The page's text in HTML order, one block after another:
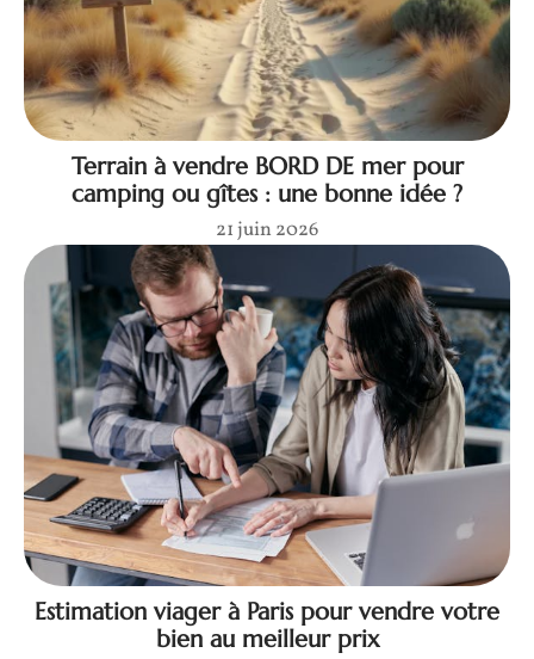
Terrain à vendre BORD DE mer pour
camping ou gîtes : une bonne idée ?
21 juin 2026
Estimation viager à Paris pour vendre votre
bien au meilleur prix